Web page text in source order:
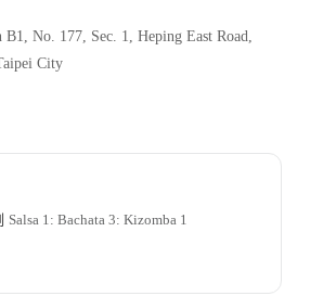
B1, No. 177, Sec. 1, Heping East Road,
City
Salsa 1: Bachata 3: Kizomba 1